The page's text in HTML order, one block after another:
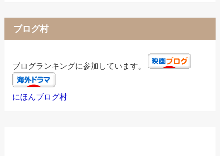
ブログ村
ブログランキングに参加しています。
にほんブログ村